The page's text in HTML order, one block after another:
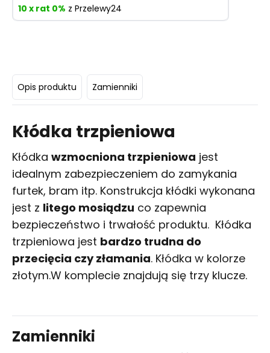
Opis produktu Zamienniki
Kłódka trzpieniowa
Kłódka wzmocniona trzpieniowa jest
idealnym zabezpieczeniem do zamykania
furtek, bram itp. Konstrukcja kłódki wykonana
jest z litego mosiądzu co zapewnia
bezpieczeństwo i trwałość produktu. Kłódka
trzpieniowa jest bardzo trudna do
przecięcia czy złamania. Kłódka w kolorze
złotym.W komplecie znajdują się trzy klucze.
Zamienniki
Kup
10 x rat 0% z Przelewy24